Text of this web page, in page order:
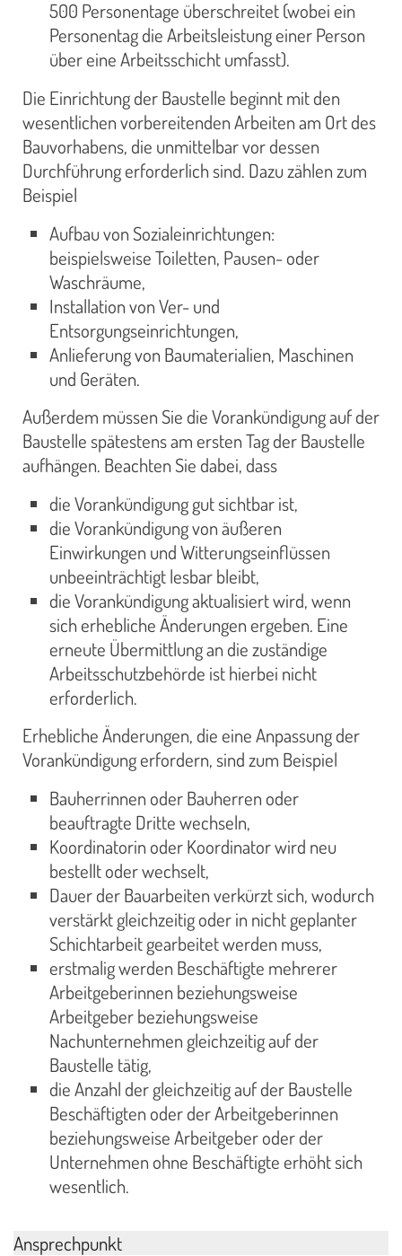
500 Personentage überschreitet (wobei ein
Personentag die Arbeitsleistung einer Person
über eine Arbeitsschicht umfasst).
Die Einrichtung der Baustelle beginnt mit den
wesentlichen vorbereitenden Arbeiten am Ort des
Bauvorhabens, die unmittelbar vor dessen
Durchführung erforderlich sind. Dazu zählen zum
Beispiel
Aufbau von Sozialeinrichtungen:
beispielsweise Toiletten, Pausen- oder
Waschräume,
Installation von Ver- und
Entsorgungseinrichtungen,
Anlieferung von Baumaterialien, Maschinen
und Geräten.
Außerdem müssen Sie die Vorankündigung auf der
Baustelle spätestens am ersten Tag der Baustelle
aufhängen. Beachten Sie dabei, dass
die Vorankündigung gut sichtbar ist,
die Vorankündigung von äußeren
Einwirkungen und Witterungseinflüssen
unbeeinträchtigt lesbar bleibt,
die Vorankündigung aktualisiert wird, wenn
sich erhebliche Änderungen ergeben. Eine
erneute Übermittlung an die zuständige
Arbeitsschutzbehörde ist hierbei nicht
erforderlich.
Erhebliche Änderungen, die eine Anpassung der
Vorankündigung erfordern, sind zum Beispiel
Bauherrinnen oder Bauherren oder
beauftragte Dritte wechseln,
Koordinatorin oder Koordinator wird neu
bestellt oder wechselt,
Dauer der Bauarbeiten verkürzt sich, wodurch
verstärkt gleichzeitig oder in nicht geplanter
Schichtarbeit gearbeitet werden muss,
erstmalig werden Beschäftigte mehrerer
Arbeitgeberinnen beziehungsweise
Arbeitgeber beziehungsweise
Nachunternehmen gleichzeitig auf der
Baustelle tätig,
die Anzahl der gleichzeitig auf der Baustelle
Beschäftigten oder der Arbeitgeberinnen
beziehungsweise Arbeitgeber oder der
Unternehmen ohne Beschäftigte erhöht sich
wesentlich.
Ansprechpunkt